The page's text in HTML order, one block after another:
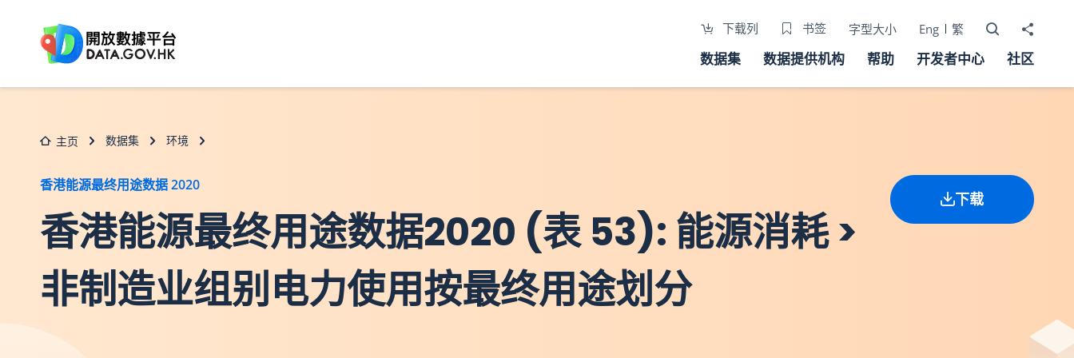
下载列 书签 字型大小 Eng 繁 打开搜寻器
分享至
数据集 数据提供机构 帮助 开发者中心 社区
主页 数据集 环境
香港能源最终用途数据 2020
香港能源最终用途数据2020 (表 53): 能源消耗 >
非制造业组别电力使用按最终用途划分
下载